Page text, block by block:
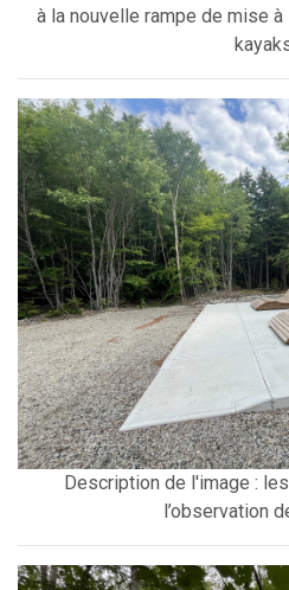
à la nouvelle rampe de mise
Description de l'image :
l’observation